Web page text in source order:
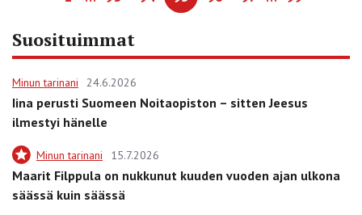
Suosituimmat
Minun tarinani 24.6.2026
Iina perusti Suomeen Noitaopiston – sitten Jeesus
ilmestyi hänelle
Minun tarinani 15.7.2026
Maarit Filppula on nukkunut kuuden vuoden ajan ulkona
säässä kuin säässä